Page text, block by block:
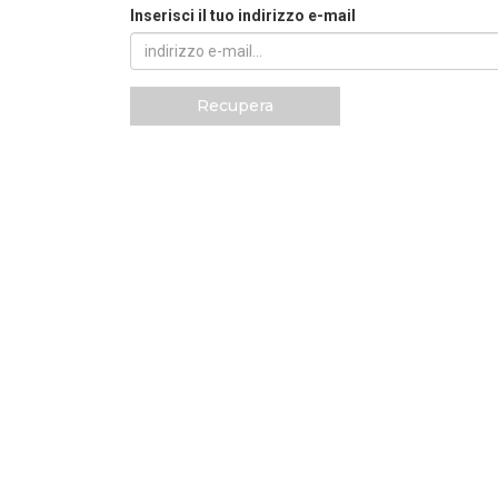
Inserisci il tuo indirizzo e-mail
Recupera